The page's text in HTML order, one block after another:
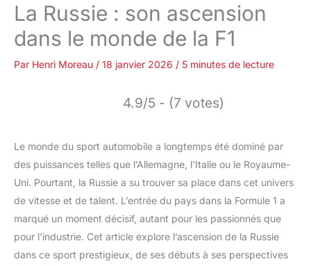
La Russie : son ascension
dans le monde de la F1
Par Henri Moreau / 18 janvier 2026 / 5 minutes de lecture
4.9/5 - (7 votes)
Le monde du sport automobile a longtemps été dominé par
des puissances telles que l’Allemagne, l’Italie ou le Royaume-
Uni. Pourtant, la Russie a su trouver sa place dans cet univers
de vitesse et de talent. L’entrée du pays dans la Formule 1 a
marqué un moment décisif, autant pour les passionnés que
pour l’industrie. Cet article explore l’ascension de la Russie
dans ce sport prestigieux, de ses débuts à ses perspectives